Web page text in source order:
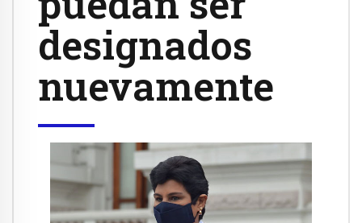
designados
nuevamente